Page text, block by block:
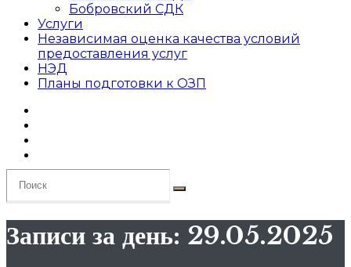
Бобровский СДК
Услуги
Независимая оценка качества условий
предоставления услуг
НЭД
Планы подготовки к ОЗП
Записи за день: 29.05.2025